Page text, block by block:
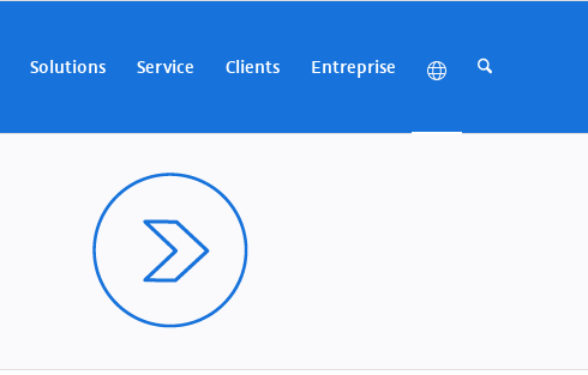
Solutions Service Clients Entreprise